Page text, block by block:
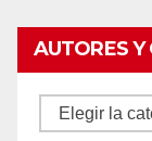
AUTORES Y
Autores